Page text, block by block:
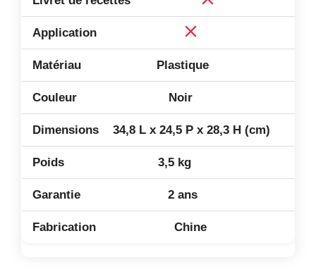
Plastique
Noir
34,8 L x 24,5 P x 28,3 H (cm)
3,5 kg
2 ans
Chine